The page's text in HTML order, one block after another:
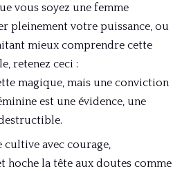
vous soyez une femme
pleinement votre puissance, ou
mieux comprendre cette
retenez ceci :
magique, mais une conviction
est une évidence, une
cultive avec courage,
hoche la tête aux doutes comme